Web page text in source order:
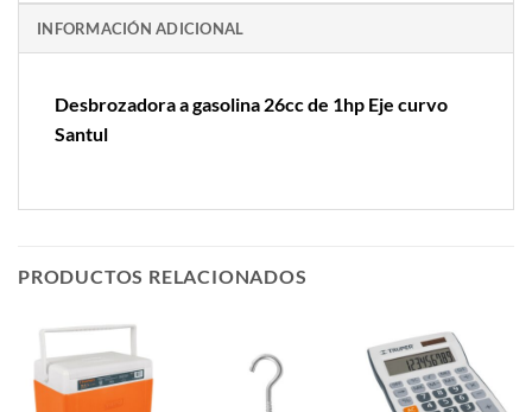
INFORMACIÓN ADICIONAL
Desbrozadora a gasolina 26cc de 1hp Eje curvo
Santul
PRODUCTOS RELACIONADOS